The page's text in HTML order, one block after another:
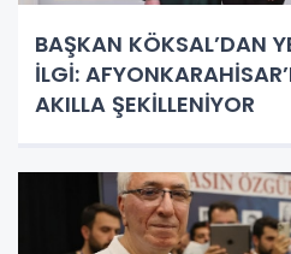
BAŞKAN KÖKSAL’DAN
İLGİ:
AKILLA ŞEKİLLENİYOR